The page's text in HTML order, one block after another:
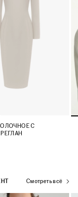
С
Смотреть всё